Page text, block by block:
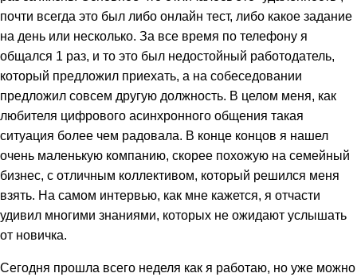
почти всегда это был либо онлайн тест, либо какое задание
на день или несколько. За все время по телефону я
общался 1 раз, и то это был недостойный работодатель,
который предложил приехать, а на собеседовании
предложил совсем другую должность. В целом меня, как
любителя цифрового асинхронного общения такая
ситуация более чем радовала. В конце концов я нашел
очень маленькую компанию, скорее похожую на семейный
бизнес, с отличным коллективом, который решился меня
взять. На самом интервью, как мне кажется, я отчасти
удивил многими знаниями, которых не ожидают услышать
от новичка.
Сегодня прошла всего неделя как я работаю, но уже можно